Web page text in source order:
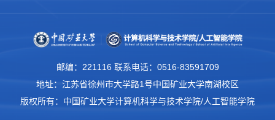
邮编：221116 联系电话：0516-83591709
地址：江苏省徐州市大学路1号中国矿业大学南湖校区
版权所有：中国矿业大学计算机科学与技术学院/人工智能学院